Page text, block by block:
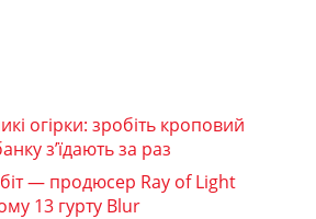
огірки: зробіть кроповий
з’їдають за раз
— продюсер Ray of Light
13 гурту Blur